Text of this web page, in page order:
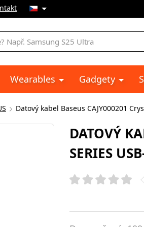
Wearables Gadgety
Datový kabel Baseus CAJY000201
DATOVÝ
SERIES